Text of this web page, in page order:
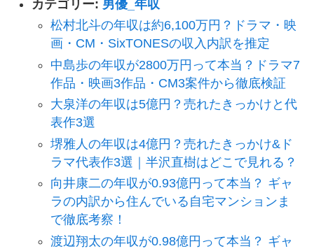
カテゴリー: 男優_年収
松村北斗の年収は約6,100万円？ドラマ・映
画・CM・SixTONESの収入内訳を推定
中島歩の年収が2800万円って本当？ドラマ7
作品・映画3作品・CM3案件から徹底検証
大泉洋の年収は5億円？売れたきっかけと代
表作3選
堺雅人の年収は4億円？売れたきっかけ&ド
ラマ代表作3選｜半沢直樹はどこで見れる？
向井康二の年収が0.93億円って本当？ ギャ
ラの内訳から住んでいる自宅マンションま
で徹底考察！
渡辺翔太の年収が0.98億円って本当？ ギャ